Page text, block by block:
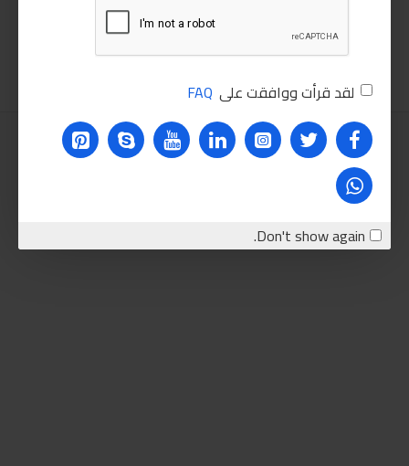
لقد قرأت ووافقت على FAQ
Don't show again.
اضافة للسلة